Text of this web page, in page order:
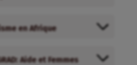
en Afrique
Aide et Femmes